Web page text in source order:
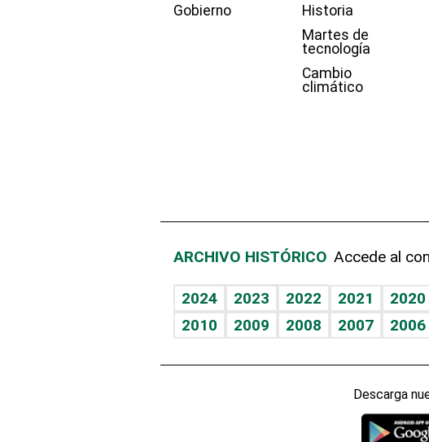
Gobierno
Historia
Martes de
tecnología
Cambio
climático
ARCHIVO HISTÓRICO Accede al
2024 2023 2022 2021 2020
2010
2009 2008 2007 2006
Descarga